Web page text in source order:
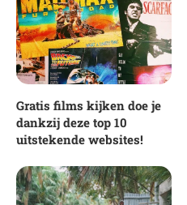
Gratis films kijken doe je
dankzij deze top 10
uitstekende websites!